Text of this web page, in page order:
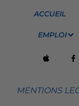
ACCUEIL
EMPLOI
MENTIONS